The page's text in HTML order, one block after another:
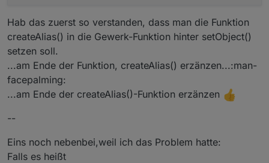
// am Ende der Funktion createAlias()
if(raum && getObject('enum.rooms.' +
let obj = getObject('enum.rooms.' +
         obj.common.members.push(idDst);
         setObject('enum.rooms.' + raum, obj);
      }
if(gewerk &&
Hab das zuerst so verstanden, dass man die Funktion
createAlias() in die Gewerk-Funktion hinter setObject()
setzen soll.
...am Ende der Funktion, createAlias() erzänzen...:man-
facepalming:
...am Ende der createAlias()-Funktion erzänzen
--
Eins noch nebenbei,weil ich das Problem hatte:
Falls es heißt